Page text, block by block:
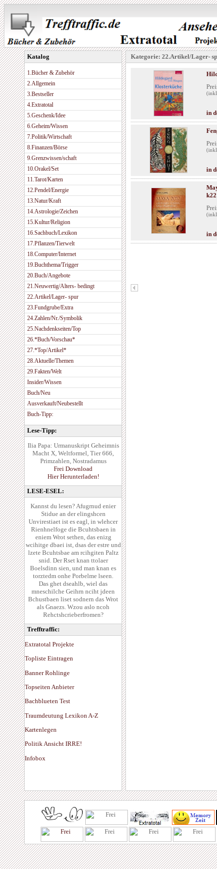
Katalog
1.Bücher & Zubehör
2.Allgemein
3.Bestseller
4.Extratotal
5.Geschenk/Idee
6.Geheim/Wissen
7.Politik/Wirtschaft
8.Finanzen/Börse
9.Grenzwissen/schaft
10.Orakel/Set
11.Tarot/Karten
12.Pendel/Energie
13.Natur/Kraft
14.Astrologie/Zeichen
15.Kultur/Religion
16.Sachbuch/Lexikon
17.Pflanzen/Tierwelt
18.Computer/Internet
19.Buchthema/Trigger
20.Buch/Angebote
21.Neuwertig/Alters- bedingt
22.Artikel/Lager- spur
23.Fundgrube/Extra
24.Zahlen/Nr./Symbolik
25.Nachdenkseiten/Top
26.*Buch/Vorschau*
27.*Top/Artikel*
28.Aktuelle/Themen
29.Fakten/Welt
Insider/Wissen
Buch/Neu
Ausverkauft/Neubestellt
Buch-Tipp:
Lese-Tipp:
Ilia Papa: Urmanuskript Geheimnis
Macht X, Weltformel, Tier 666,
Primzahlen, Nostradamus
Frei Download
Hier Herunterladen!
LESE-ESEL:
Kannst du lesen? Afugrnud enier
Stidue an der elingshcen
Unvirestiaet ist es eagl, in wlehcer
Rienhnelfoge die Bcuhtsbaen in
eniem Wrot sethen, das enizg
wcihitge dbaei ist, dsas der estre und
lzete Bcuhtsbae am rcihgiten Paltz
snid. Der Rset knan ttolaer
Boelsdinn sien, und man knan es
torztedm onhe Porbelme lseen.
Das ghet dseahlb, wiel das
mneschilche Geihrn nciht jdeen
Bchustbaen liset sodnern das Wrot
als Gnaezs. Wzou aslo ncoh
Rehctshcrieberfromen?
Trefftraffic:
Extratotal Projekte
Topliste Eintragen
Banner Rohlinge
Topseiten Anbieter
Bachblueten Test
Traumdeutung Lexikon A-Z
Kartenlegen
Politik Ansicht IRRE!
Infobox
Kategorie: 22.Artikel/Lager-
in
in
k22
in